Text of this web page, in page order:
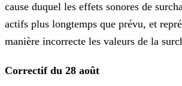
cause duquel les effets sonores de
actifs plus longtemps que prévu, et
manière incorrecte les valeurs de la
Correctif du 28 août